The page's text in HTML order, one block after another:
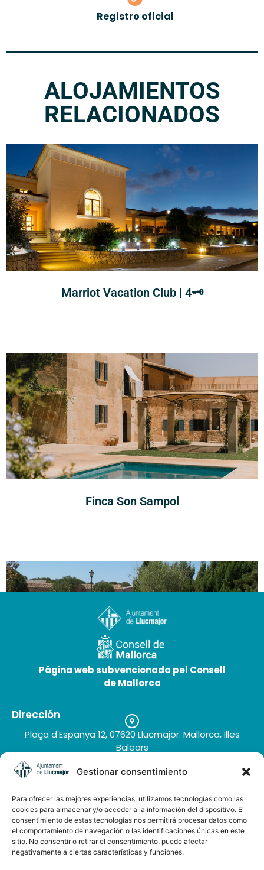
Gestionar consentimiento
Para ofrecer las mejores experiencias, utilizamos tecnologías como las
cookies para almacenar y/o acceder a la información del dispositivo. El
consentimiento de estas tecnologías nos permitirá procesar datos como
el comportamiento de navegación o las identificaciones únicas en este
sitio. No consentir o retirar el consentimiento, puede afectar
negativamente a ciertas características y funciones.
Registro oficial
ALOJAMIENTOS
RELACIONADOS
Marriot Vacation Club | 4🗝
Finca Son Sampol
Pàgina web subvencionada pel Consell
de Mallorca
Dirección
Plaça d'Espanya 12, 07620 Llucmajor. Mallorca, Illes
Balears
Teléfono
+34 971 66 91 62
turisme@llucmajor.org
Galería de imágenes
Buzón de sugerencias